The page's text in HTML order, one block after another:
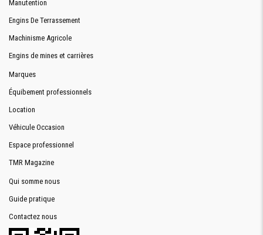
Manutention
Engins De Terrassement
Machinisme Agricole
Engins de mines et carrières
Marques
Équibement professionnels
Location
Véhicule Occasion
Espace professionnel
TMR Magazine
Qui somme nous
Guide pratique
Contactez nous